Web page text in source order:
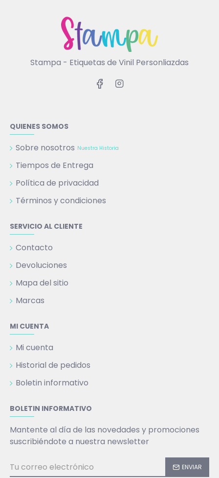
Stampa - Etiquetas de Vinil Personliazdas
QUIENES SOMOS
Sobre nosotros Nuestra Historia
Tiempos de Entrega
Política de privacidad
Términos y condiciones
SERVICIO AL CLIENTE
Contacto
Devoluciones
Mapa del sitio
Marcas
MI CUENTA
Mi cuenta
Historial de pedidos
Boletin informativo
BOLETIN INFORMATIVO
Mantente al día de las novedades y promociones
suscribiéndote a nuestra newsletter
ENVIAR